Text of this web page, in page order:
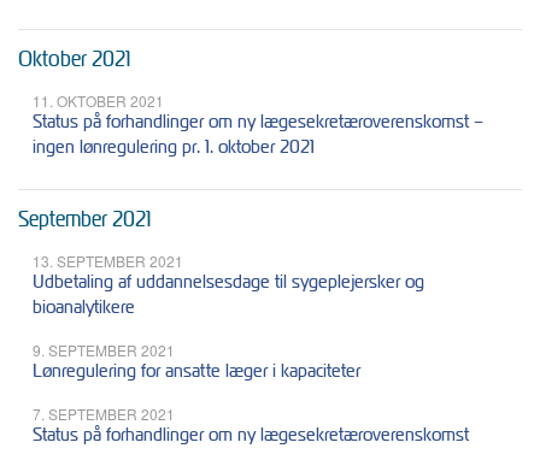
Oktober 2021
11. OKTOBER 2021
Status på forhandlinger om ny lægesekretæroverenskomst –
ingen lønregulering pr. 1. oktober 2021
September 2021
13. SEPTEMBER 2021
Udbetaling af uddannelsesdage til sygeplejersker og
bioanalytikere
9. SEPTEMBER 2021
Lønregulering for ansatte læger i kapaciteter
7. SEPTEMBER 2021
Status på forhandlinger om ny lægesekretæroverenskomst